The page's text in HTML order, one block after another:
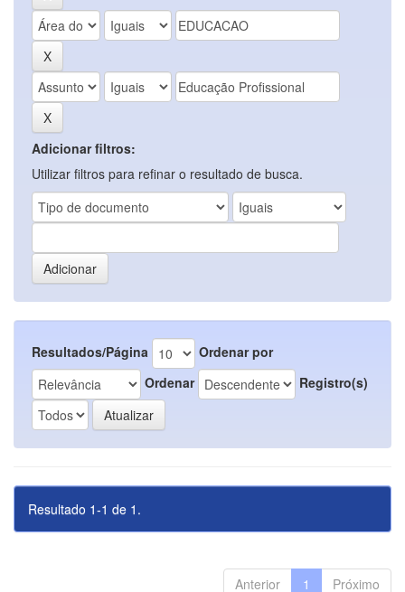
Adicionar filtros:
Utilizar filtros para refinar o resultado de busca.
Resultados/Página
Ordenar por
Ordenar
Registro(s)
Resultado 1-1 de 1.
Anterior 1 Próximo